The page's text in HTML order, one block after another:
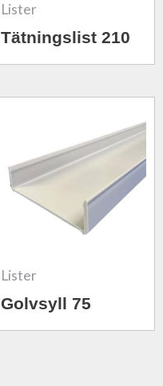
Lister
Tätningslist 210
Lister
Golvsyll 75